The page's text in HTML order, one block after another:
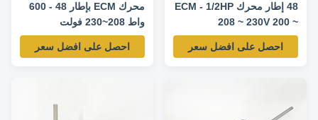
48 إطار محرك ECM - 1/2HP
208 ~ 230V 200 ~
1300RPM - IE4 مقياس
1050RPM 85.6%
احصل على افضل سعر
محرك ECM بإطار 48 - 600
واط 208~230 فولت
200~1300 - مصنف 1050
دورة في الدقيقة 85.8%
احصل على افضل سعر